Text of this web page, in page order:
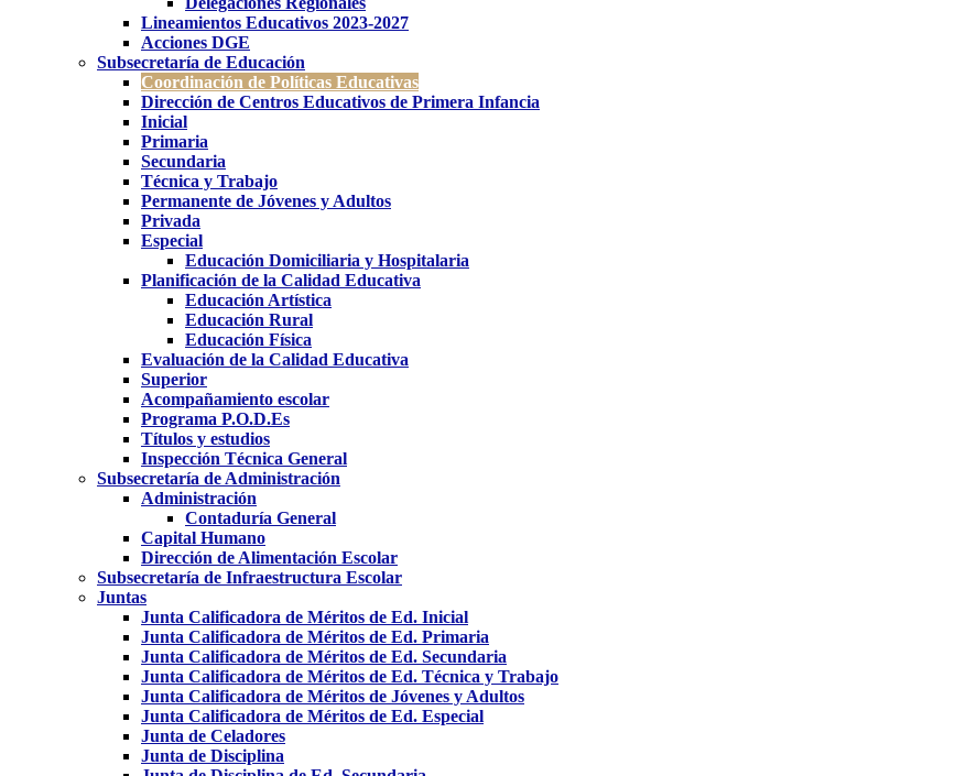
Lineamientos Educativos 2023-2027
Acciones DGE
Subsecretaría de Educación
Coordinación de Políticas Educativas
Dirección de Centros Educativos de Primera Infancia
Inicial
Primaria
Secundaria
Técnica y Trabajo
Permanente de Jóvenes y Adultos
Privada
Especial
Educación Domiciliaria y Hospitalaria
Planificación de la Calidad Educativa
Educación Artística
Educación Rural
Educación Física
Evaluación de la Calidad Educativa
Superior
Acompañamiento escolar
Programa P.O.D.Es
Títulos y estudios
Inspección Técnica General
Subsecretaría de Administración
Administración
Contaduría General
Capital Humano
Dirección de Alimentación Escolar
Subsecretaría de Infraestructura Escolar
Juntas
Junta Calificadora de Méritos de Ed. Inicial
Junta Calificadora de Méritos de Ed. Primaria
Junta Calificadora de Méritos de Ed. Secundaria
Junta Calificadora de Méritos de Ed. Técnica y Trabajo
Junta Calificadora de Méritos de Jóvenes y Adultos
Junta Calificadora de Méritos de Ed. Especial
Junta de Celadores
Junta de Disciplina